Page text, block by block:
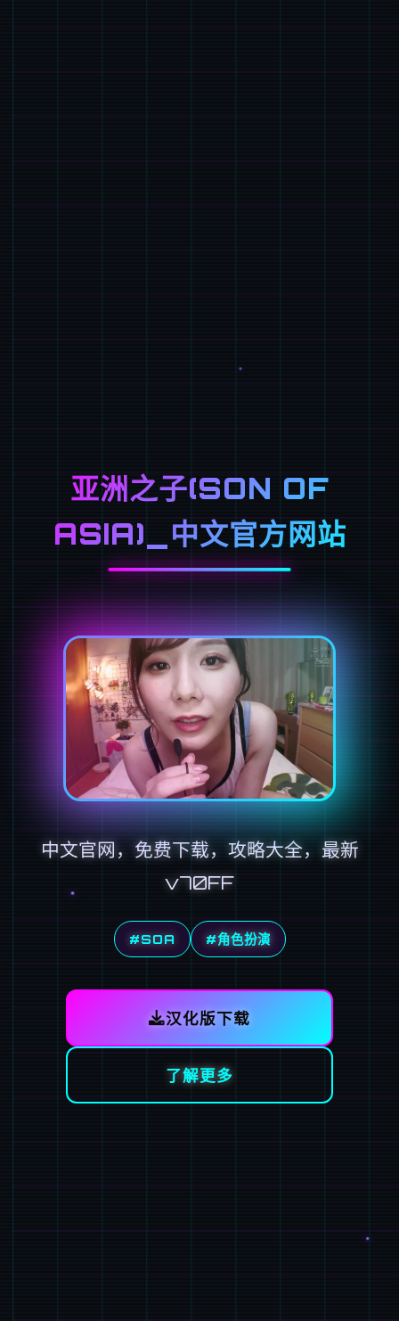
亚洲之子(SON OF
ASIA)_中文官方网站
中文官网，免费下载，攻略大全，最新
v70FF
#SOA #角色扮演
汉化版下载
了解更多